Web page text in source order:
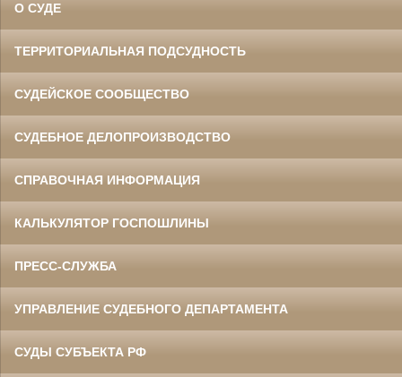
О СУДЕ
ТЕРРИТОРИАЛЬНАЯ ПОДСУДНОСТЬ
СУДЕЙСКОЕ СООБЩЕСТВО
СУДЕБНОЕ ДЕЛОПРОИЗВОДСТВО
СПРАВОЧНАЯ ИНФОРМАЦИЯ
КАЛЬКУЛЯТОР ГОСПОШЛИНЫ
ПРЕСС-СЛУЖБА
УПРАВЛЕНИЕ СУДЕБНОГО ДЕПАРТАМЕНТА
СУДЫ СУБЪЕКТА РФ